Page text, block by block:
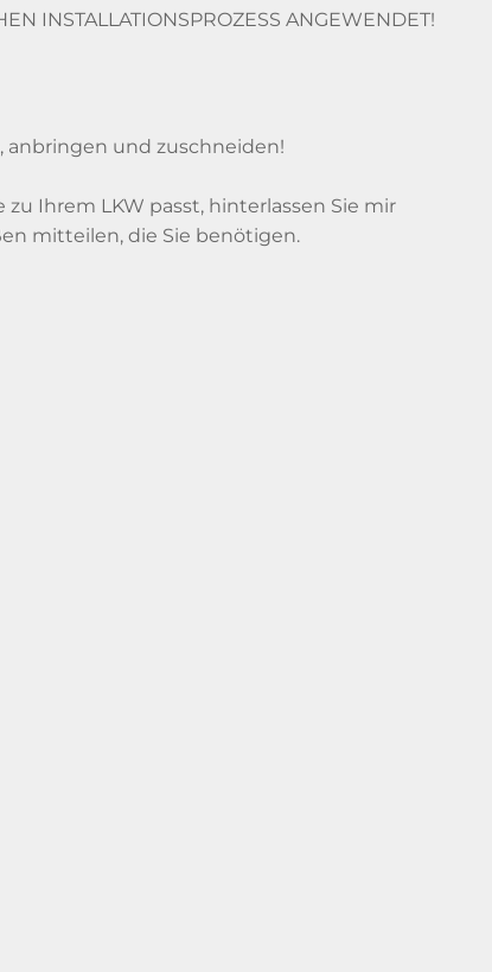
INSTALLATIONSPROZESS ANGEWENDET!
anbringen und zuschneiden!
Ihrem LKW passt, hinterlassen Sie mir
mitteilen, die Sie benötigen.